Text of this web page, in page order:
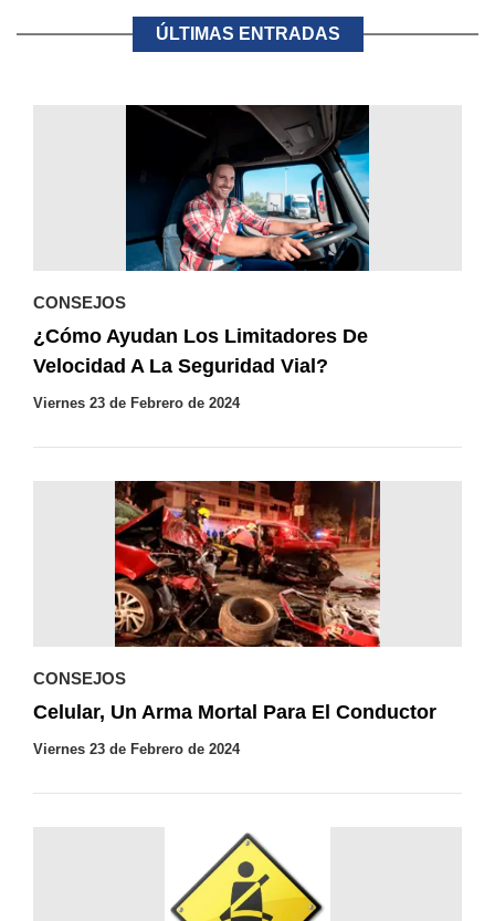
ÚLTIMAS ENTRADAS
CONSEJOS
¿Cómo Ayudan Los Limitadores De
Velocidad A La Seguridad Vial?
Viernes 23 de Febrero de 2024
CONSEJOS
Celular, Un Arma Mortal Para El Conductor
Viernes 23 de Febrero de 2024